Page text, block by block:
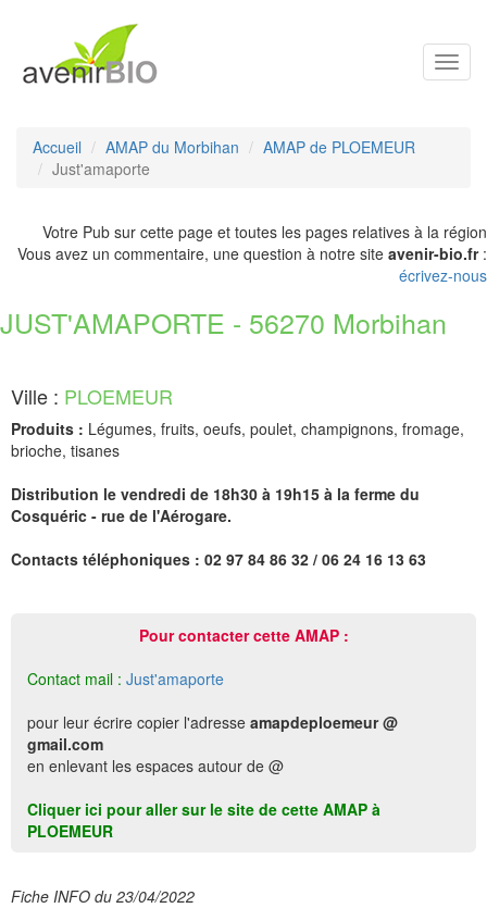
Accueil AMAP du Morbihan
AMAP de PLOEMEUR
Just'amaporte
Votre Pub sur cette page et toutes les pages relatives à la région
Vous avez un commentaire, une question à notre site avenir-bio.fr:
écrivez-nous
JUST'AMAPORTE - 56270 Morbihan
Ville : PLOEMEUR
Produits : Légumes, fruits, oeufs, poulet, champignons, fromage,
brioche, tisanes
Distribution le vendredi de 18h30 à 19h15 à la ferme du
Cosquéric - rue de l'Aérogare.
Contacts téléphoniques : 02 97 84 86 32 / 06 24 16 13 63
Pour contacter cette AMAP :
Contact mail : Just'amaporte
pour leur écrire copier l'adresse amapdeploemeur @
gmail.com
en enlevant les espaces autour de @
Cliquer ici pour aller sur le site de cette AMAP à
PLOEMEUR
Fiche INFO du 23/04/2022